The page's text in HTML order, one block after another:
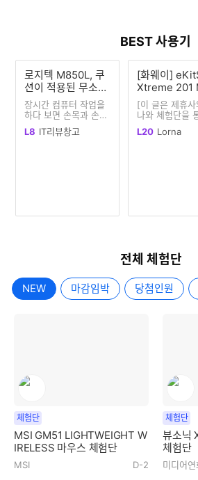
BEST 사용기
로지텍 M850L, 쿠
션이 적용된 무소음
무선 사무용 마우스
장시간 컴퓨터 작업을
하다 보면 손목과 손바
닥이 눌리는 피로감은
마우스 선택만으로
L8 IT리뷰창고
[화웨이]
Xtreme 201
NVMe (1TB) :
이SSD, 가성
[이 글은 제휴사
나와 체험단을
제공받아 작성하
L20 Lorna
전체 체험단
NEW 마감임박 당첨인원
체험단
MSI GM51 LIGHTWEIGHT W
IRELESS 마우스 체험단
MSI D-2
체험단
뷰소닉
체험단
미디어연